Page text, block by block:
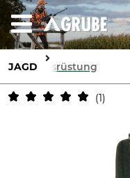
JAGD Ausrüstung
1